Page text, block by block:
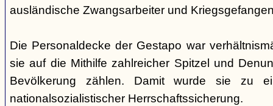
ausländische Zwangsarbeiter und
Die Personaldecke der Gestapo war
sie auf die Mithilfe zahlreicher Spitzel und
Bevölkerung zählen. Damit wurde sie zu
nationalsozialistischer Herrschaftssicherung.